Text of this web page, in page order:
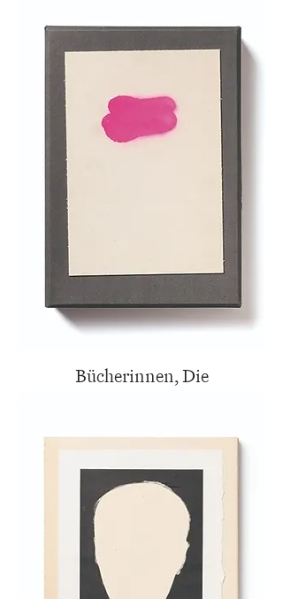
Bücherinnen, Die